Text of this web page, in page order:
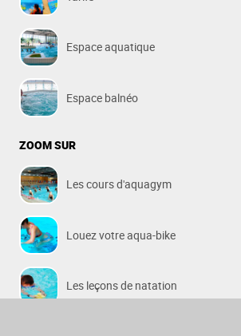
Espace aquatique
Espace balnéo
ZOOM SUR
Les cours d'aquagym
Louez votre aqua-bike
Les leçons de natation